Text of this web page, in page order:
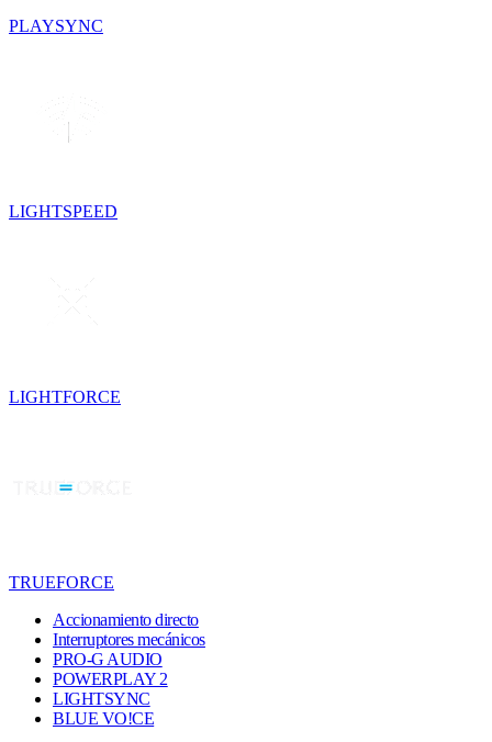
PLAYSYNC
LIGHTSPEED
LIGHTFORCE
TRUEFORCE
Accionamiento directo
Interruptores mecánicos
PRO-G AUDIO
POWERPLAY 2
LIGHTSYNC
BLUE VO!CE